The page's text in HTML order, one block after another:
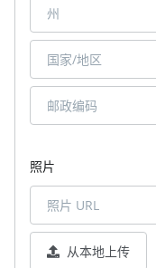
照片
从本地上传